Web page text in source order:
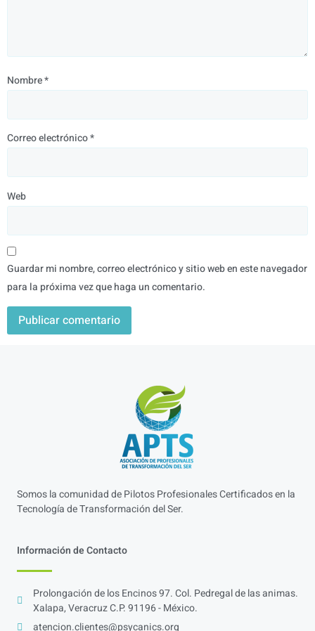
Nombre*
Correo electrónico*
Web
Guardar mi nombre, correo electrónico y sitio web en este navegador
para la próxima vez que haga un comentario.
Somos la comunidad de Pilotos Profesionales Certificados en la
Tecnología de Transformación del Ser.
Información de Contacto
Prolongación de los Encinos 97. Col. Pedregal de las animas.
Xalapa, Veracruz C.P. 91196 - México.
atencion.clientes@psycanics.org